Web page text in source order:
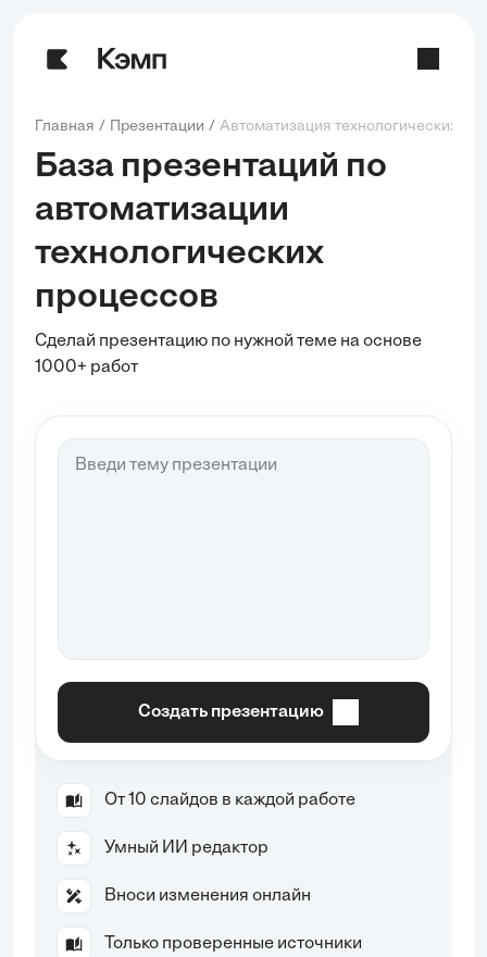
Главная Презентации Автоматизация технологических
База презентаций по
автоматизации
технологических
процессов
Сделай презентацию по нужной теме на основе
1000+ работ
Создать презентацию
От 10 слайдов в каждой работе
Умный ИИ редактор
Вноси изменения онлайн
Только проверенные источники